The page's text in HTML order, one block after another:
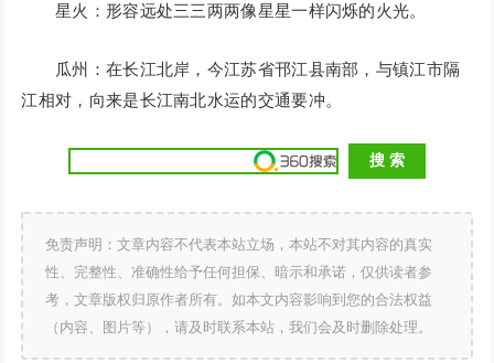
星火：形容远处三三两两像星星一样闪烁的火光。
瓜州：在长江北岸，今江苏省邗江县南部，与镇江市隔
江相对，向来是长江南北水运的交通要冲。
免责声明：文章内容不代表本站立场，本站不对其内容的真实
性、完整性、准确性给予任何担保、暗示和承诺，仅供读者参
考，文章版权归原作者所有。如本文内容影响到您的合法权益
（内容、图片等），请及时联系本站，我们会及时删除处理。